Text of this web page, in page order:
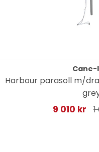
Cane-
Harbour parasoll m/
9 010 kr